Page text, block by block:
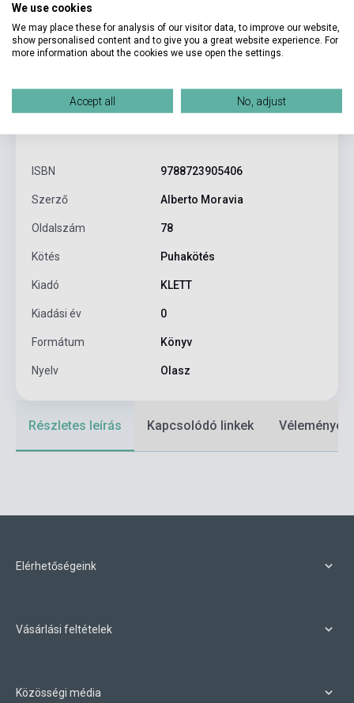
ISBN 9788723905406
Szerző Alberto Moravia
Oldalszám 78
Kötés Puhakötés
Kiadó KLETT
Kiadási év 0
Formátum Könyv
Nyelv Olasz
Részletes leírás Kapcsolódó linkek Vélemények
Elérhetőségeink
Vásárlási feltételek
Közösségi média
We use cookies
We may place these for analysis of our visitor data, to improve our website,
show personalised content and to give you a great website experience. For
more information about the cookies we use open the settings.
Accept all No, adjust